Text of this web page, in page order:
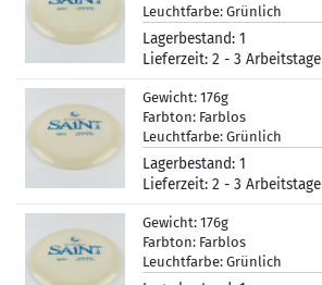
Leuchtfarbe: Grünlich
Lagerbestand: 1
Lieferzeit: 2 - 3 Arbeitstage
Gewicht: 176g
Farbton: Farblos
Leuchtfarbe: Grünlich
Lagerbestand: 1
Lieferzeit: 2 - 3 Arbeitstage
Gewicht: 176g
Farbton: Farblos
Leuchtfarbe: Grünlich